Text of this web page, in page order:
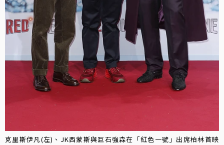
克里斯伊凡(左)、JK西蒙斯與巨石強森在「紅色一號」出席柏林首映